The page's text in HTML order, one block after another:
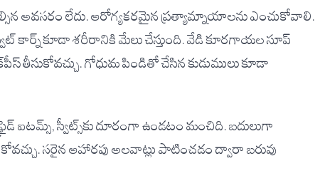
అవసరం లేదు. ఆరోగ్యకరమైన ప్రత్యామ్నాయాలను ఎంచుకోవాలి.
కూడా శరీరానికి మేలు చేస్తుంది. వేడి కూరగాయల సూప్
తీసుకోవచ్చు. గోధుమ పిండితో చేసిన కుడుములు కూడా
ఐటమ్స్, స్వీట్స్‌కు దూరంగా ఉండటం మంచిది. బదులుగా
సరైన ఆహారపు అలవాట్లు పాటించడం ద్వారా బరువు